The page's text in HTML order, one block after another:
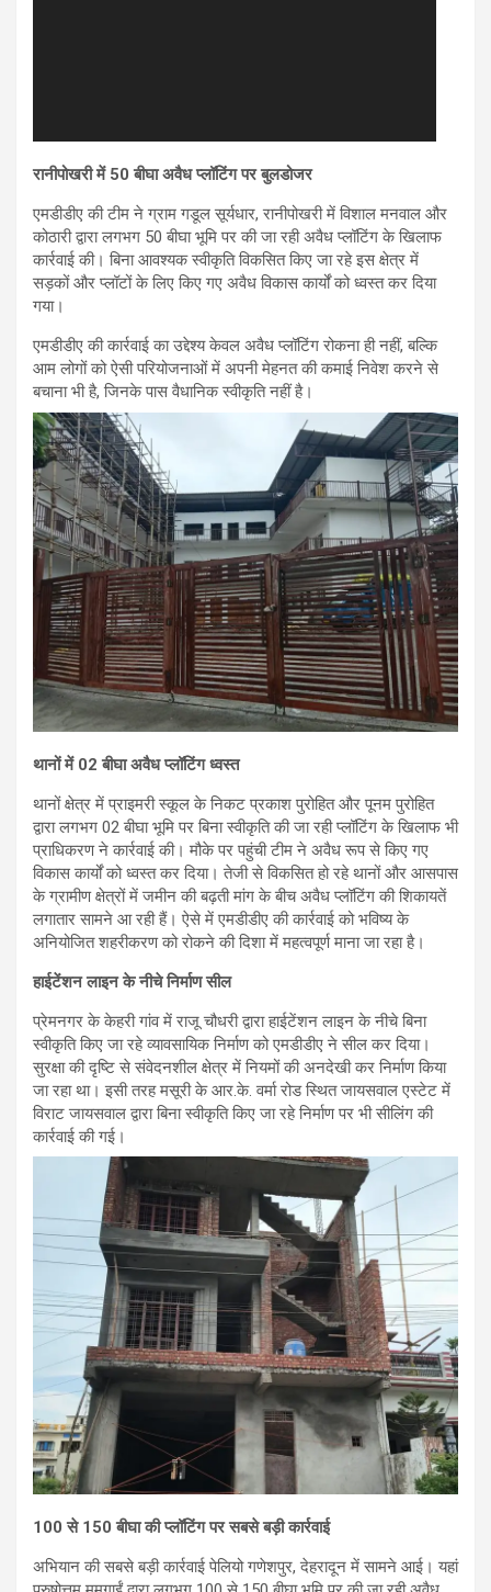
रानीपोखरी में 50 बीघा अवैध प्लॉटिंग पर बुलडोजर
एमडीडीए की टीम ने ग्राम गडूल सूर्यधार, रानीपोखरी में विशाल मनवाल और
कोठारी द्वारा लगभग 50 बीघा भूमि पर की जा रही अवैध प्लॉटिंग के खिलाफ
कार्रवाई की। बिना आवश्यक स्वीकृति विकसित किए जा रहे इस क्षेत्र में
सड़कों और प्लॉटों के लिए किए गए अवैध विकास कार्यों को ध्वस्त कर दिया
गया।
एमडीडीए की कार्रवाई का उद्देश्य केवल अवैध प्लॉटिंग रोकना ही नहीं, बल्कि
आम लोगों को ऐसी परियोजनाओं में अपनी मेहनत की कमाई निवेश करने से
बचाना भी है, जिनके पास वैधानिक स्वीकृति नहीं है।
थानों में 02 बीघा अवैध प्लॉटिंग ध्वस्त
थानों क्षेत्र में प्राइमरी स्कूल के निकट प्रकाश पुरोहित और पूनम पुरोहित
द्वारा लगभग 02 बीघा भूमि पर बिना स्वीकृति की जा रही प्लॉटिंग के खिलाफ भी
प्राधिकरण ने कार्रवाई की। मौके पर पहुंची टीम ने अवैध रूप से किए गए
विकास कार्यों को ध्वस्त कर दिया। तेजी से विकसित हो रहे थानों और आसपास
के ग्रामीण क्षेत्रों में जमीन की बढ़ती मांग के बीच अवैध प्लॉटिंग की शिकायतें
लगातार सामने आ रही हैं। ऐसे में एमडीडीए की कार्रवाई को भविष्य के
अनियोजित शहरीकरण को रोकने की दिशा में महत्वपूर्ण माना जा रहा है।
हाईटेंशन लाइन के नीचे निर्माण सील
प्रेमनगर के केहरी गांव में राजू चौधरी द्वारा हाईटेंशन लाइन के नीचे बिना
स्वीकृति किए जा रहे व्यावसायिक निर्माण को एमडीडीए ने सील कर दिया।
सुरक्षा की दृष्टि से संवेदनशील क्षेत्र में नियमों की अनदेखी कर निर्माण किया
जा रहा था। इसी तरह मसूरी के आर.के. वर्मा रोड स्थित जायसवाल एस्टेट में
विराट जायसवाल द्वारा बिना स्वीकृति किए जा रहे निर्माण पर भी सीलिंग की
कार्रवाई की गई।
100 से 150 बीघा की प्लॉटिंग पर सबसे बड़ी कार्रवाई
अभियान की सबसे बड़ी कार्रवाई पेलियो गणेशपुर, देहरादून में सामने आई। यहां